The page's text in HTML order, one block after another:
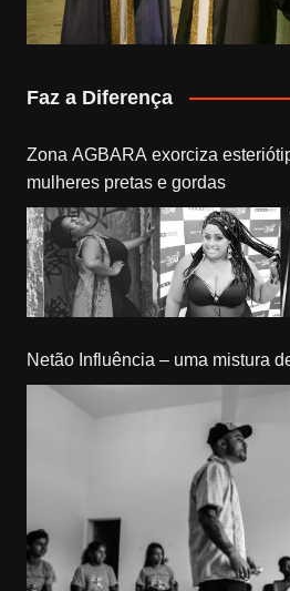
Faz a Diferença
Zona AGBARA exorciza
mulheres pretas e gordas
Netão Influência – uma mistura